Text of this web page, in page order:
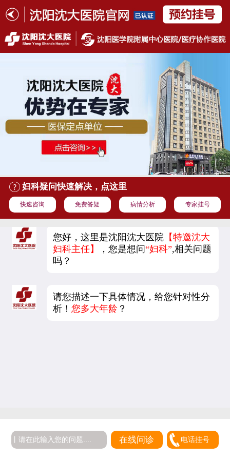
妇科疑问快速解决，点这里
快速咨询 免费答疑 病情分析 专家挂号
您好，这里是沈阳沈大医院 【特邀沈大
妇科主任】
，您是想问“妇科”,相关问题
吗？
请您描述一下具体情况，给您针对性分
析！您多大年龄 ？
在线问诊 电话挂号